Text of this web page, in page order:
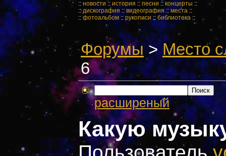
:: новости :: история :: песни :: концерты ::
::дискография :: видеография ::места ::
:: фотоальбом::рукописи::библиотека ::
Форумы> Место
6
расширеный
Какую